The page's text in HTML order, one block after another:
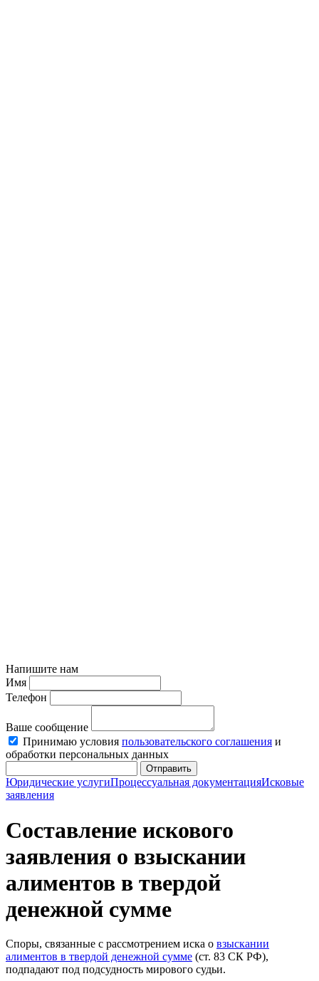
Напишите нам
Имя
Телефон
Ваше сообщение
Принимаю условия пользовательского соглашения и
обработки персональных данных
Отправить
Юридические услугиПроцессуальная документацияИсковые
заявления
Составление искового
заявления о взыскании
алиментов в твердой
денежной сумме
Споры, связанные с рассмотрением иска о взыскании
алиментов в твердой денежной сумме (ст. 83 СК РФ),
подпадают под подсудность мирового судьи.